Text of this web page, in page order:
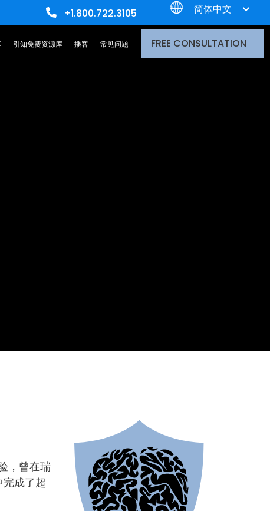
+1.800.722.3105 简体中文
引知免费资源库 播客 常见问题 FREE CONSULTATION
，曾在瑞
成了超